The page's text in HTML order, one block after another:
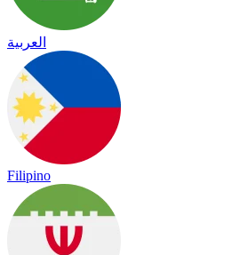
العربية
Filipino